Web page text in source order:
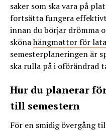
saker som ska vara på
fortsätta fungera
innan du börjar drömma
skönahängmattor för
semesterplaneringen är
ska rulla på i oförändrad
Hur du planerar
till semestern
För en smidig övergång